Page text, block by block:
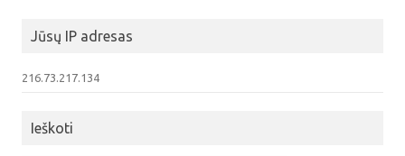
Jūsų IP adresas
216.73.217.134
Ieškoti